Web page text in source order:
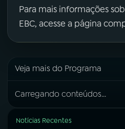
Para mais informações
EBC, acesse a página
Veja mais do Programa
Carregando conteúdos...
Notícias Recentes